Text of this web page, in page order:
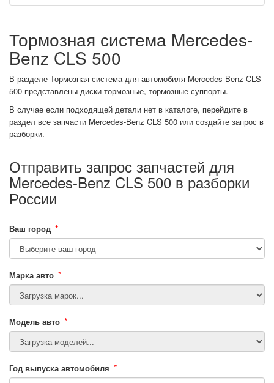
Тормозная система Mercedes-
Benz CLS 500
В разделе Тормозная система для автомобиля Mercedes-Benz CLS
500 представлены диски тормозные, тормозные суппорты.
В случае если подходящей детали нет в каталоге, перейдите в
раздел все запчасти Mercedes-Benz CLS 500 или создайте запрос в
разборки.
Отправить запрос запчастей для
Mercedes-Benz CLS 500 в разборки
России
Ваш город *
Марка авто *
Модель авто *
Год выпуска автомобиля *